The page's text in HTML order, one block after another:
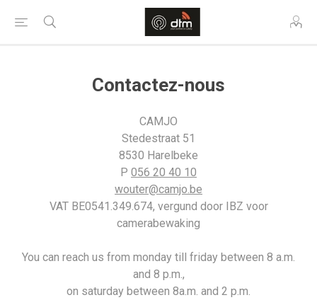
Contactez-nous
CAMJO
Stedestraat 51
8530 Harelbeke
P 056 20 40 10
wouter@camjo.be
VAT BE0541.349.674, vergund door IBZ voor
camerabewaking
You can reach us from monday till friday between 8 a.m.
and 8 p.m.,
on saturday between 8a.m. and 2 p.m.